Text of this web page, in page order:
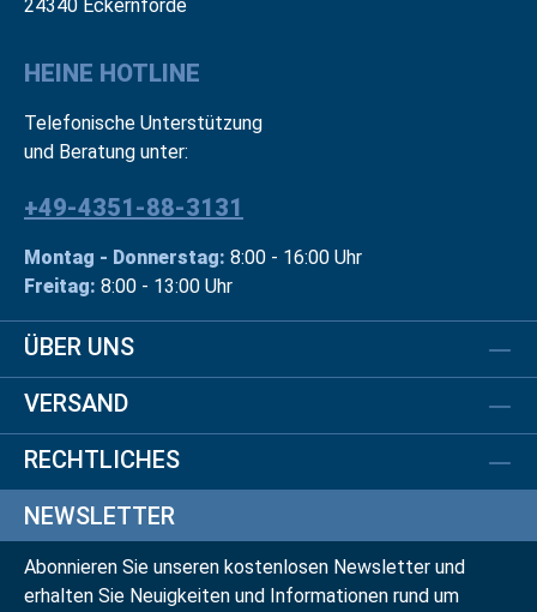
24340 Eckernförde
HEINE HOTLINE
Telefonische Unterstützung
und Beratung unter:
+49-4351-88-3131
Montag - Donnerstag: 8:00 - 16:00 Uhr
Freitag: 8:00 - 13:00 Uhr
ÜBER UNS
VERSAND
RECHTLICHES
NEWSLETTER
Abonnieren Sie unseren kostenlosen Newsletter und
erhalten Sie Neuigkeiten und Informationen rund um